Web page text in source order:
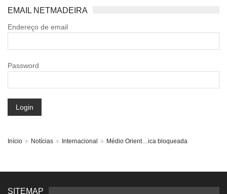
EMAIL NETMADEIRA
Endereço de email
Password
Login
Início Notícias Internacional Médio Orient…ica bloqueada
SITEMAP